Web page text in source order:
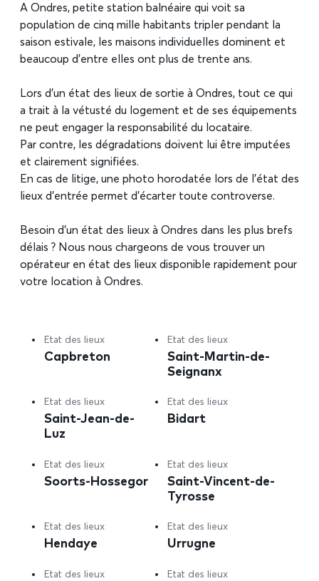
A Ondres, petite station balnéaire qui voit sa
population de cinq mille habitants tripler pendant la
saison estivale, les maisons individuelles dominent et
beaucoup d’entre elles ont plus de trente ans.
Lors d’un état des lieux de sortie à Ondres, tout ce qui
a trait à la vétusté du logement et de ses équipements
ne peut engager la responsabilité du locataire.
Par contre, les dégradations doivent lui être imputées
et clairement signifiées.
En cas de litige, une photo horodatée lors de l’état des
lieux d’entrée permet d’écarter toute controverse.
Besoin d’un état des lieux à Ondres dans les plus brefs
délais ? Nous nous chargeons de vous trouver un
opérateur en état des lieux disponible rapidement pour
votre location à Ondres.
Etat des lieux
Capbreton
Etat des lieux
Saint-Martin-de-
Seignanx
Etat des lieux
Saint-Jean-de-
Luz
Etat des lieux
Bidart
Etat des lieux
Soorts-Hossegor
Etat des lieux
Saint-Vincent-de-
Tyrosse
Etat des lieux
Hendaye
Etat des lieux
Urrugne
Etat des lieux Etat des lieux